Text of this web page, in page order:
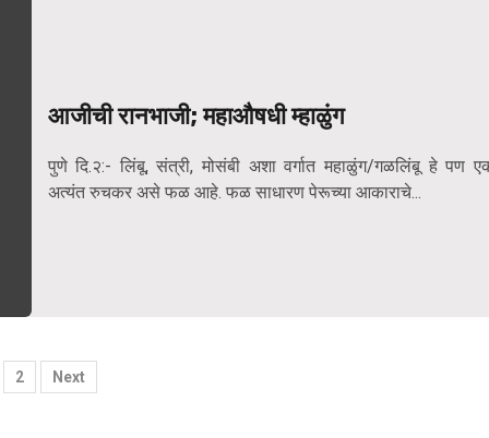
आजीची रानभाजी; महाऔषधी म्हाळुंग
पुणे दि.२:- लिंबू, संत्री, मोसंबी अशा वर्गात महाळुंग/गळलिंबू हे पण
अत्यंत रुचकर असे फळ आहे. फळ साधारण पेरूच्या आकाराचे...
2 Next